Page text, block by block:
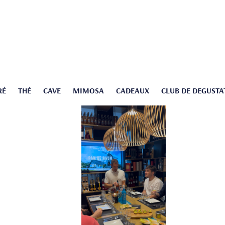
THÉ CAVE MIMOSA CADEAUX CLUB DE